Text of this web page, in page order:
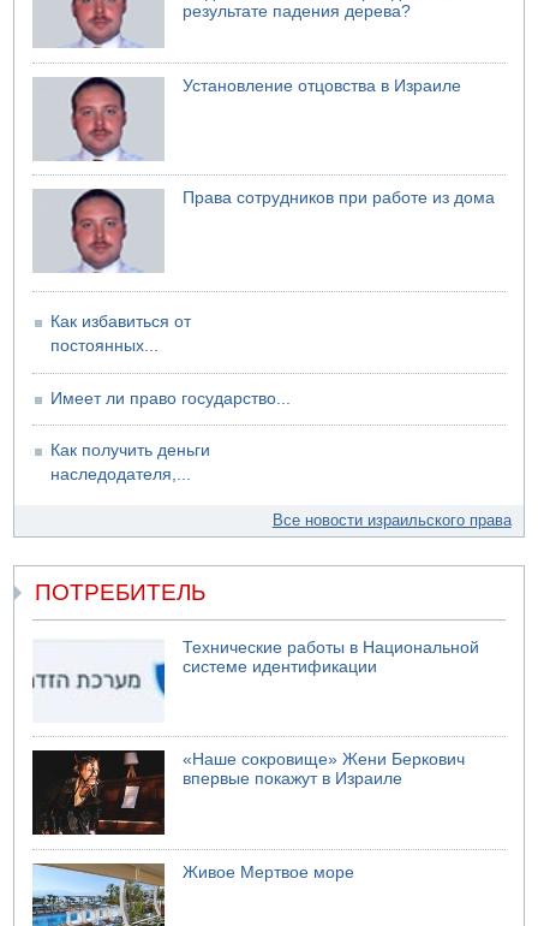
07.08.2026 08:29
Стрельба в школе Таиланда
Недалеко от Бейт-Шемеша погиб велосипедист
07.08.2026 06:24
Саудовская Аравия сообщает о нападении хуситов
результате падения дерева?
Установление отцовства в Израиле
Права сотрудников при работе из дома
Как избавиться от
постоянных...
Имеет ли право государство...
Как получить деньги
наследодателя,...
Все новости израильского права
ПОТРЕБИТЕЛЬ
Технические работы в Национальной
системе идентификации
«Наше сокровище» Жени Беркович
впервые покажут в Израиле
Живое Мертвое море